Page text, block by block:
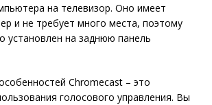
на телевизор. Оно имеет
и не требует много места, поэтому
установлен на заднюю панель
Chromecast – это
голосового управления. Вы